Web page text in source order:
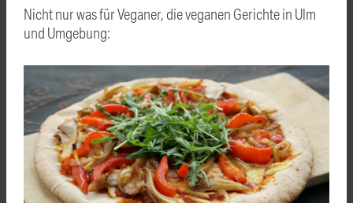
Nicht nur was für Veganer, die veganen Gerichte in Ulm
und Umgebung: